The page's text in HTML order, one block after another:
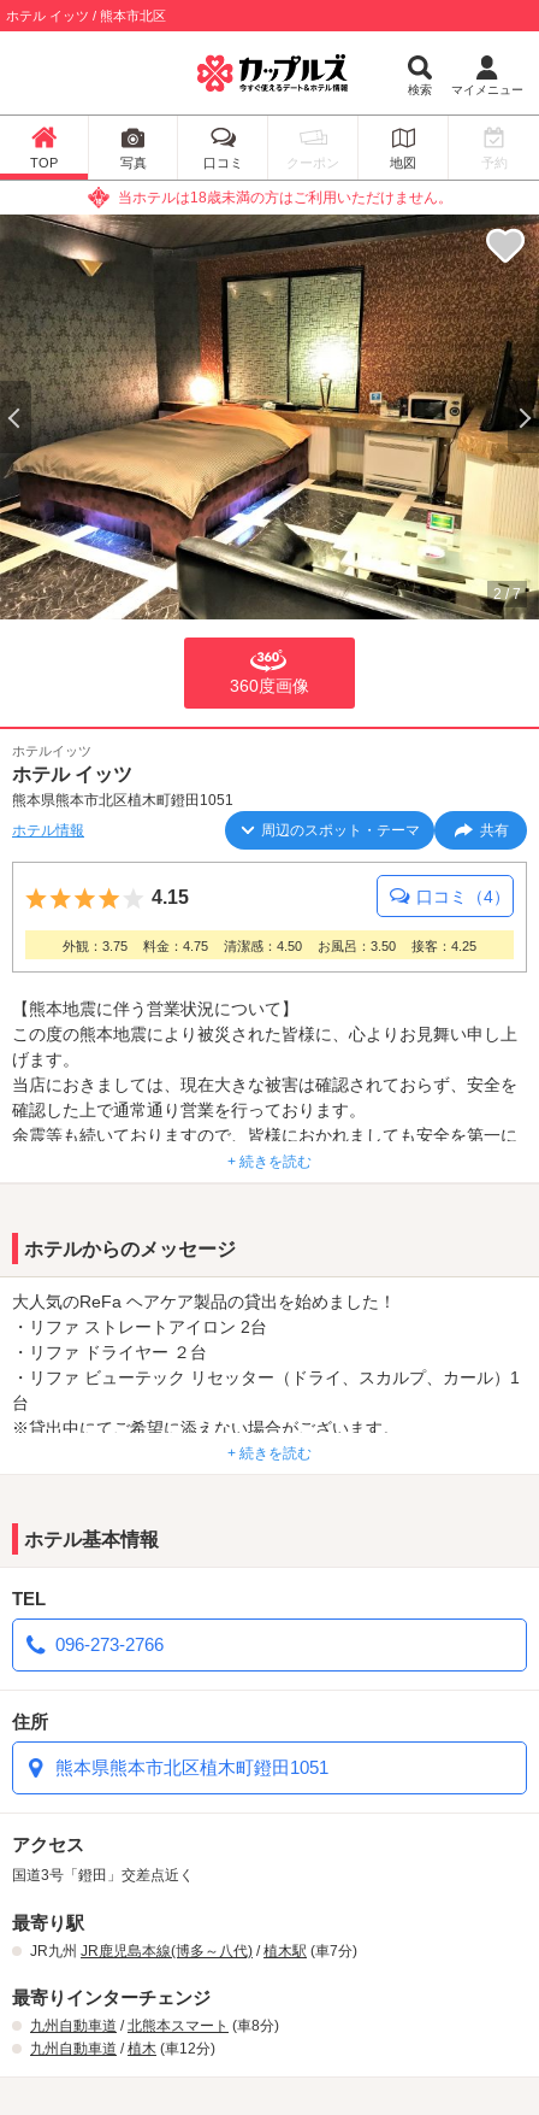
ホテル イッツ / 熊本市北区
検索 マイメニュー
TOP 写真 口コミ クーポン 地図 予約
当ホテルは18歳未満の方はご利用いただけません。
2 /7
360度画像
ホテルイッツ
ホテル イッツ
熊本県熊本市北区植木町鐙田1051
ホテル情報
周辺のスポット・テーマ 共有
5つ星のうち4
4.15 口コミ（4）
外観：3.75 料金：4.75 清潔感：4.50 お風呂：3.50 接客：4.25
【熊本地震に伴う営業状況について】
この度の熊本地震により被災された皆様に、心よりお見舞い申し上
げます。
当店におきましては、現在大きな被害は確認されておらず、安全を
確認した上で通常通り営業を行っております。
余震等も続いておりますので、皆様におかれましても安全を第一に
お過ごしくださいませ。ご来店を心よりお待ちしております。
☆リファ製品の貸出サービス開始☆
✿YouTube 全室視聴可能になりました✿
このホテルの特徴はなんと言ってもリーズナブル！！！
植木駅から車で約7分、植木ICから約12分の距離にある大人の隠れ
家的人気ホテル！
低価格で利用することができると評判でリピーターが多いのが特徴♪
客室の清掃は行き届いておりWi-Fi完備！
クリーンでスタイリッシュな雰囲気のお部屋は快適にすごせること
でご安心してお越しください。
+ 続きを読む
ホテルからのメッセージ
大人気のReFa ヘアケア製品の貸出を始めました！
・リファ ストレートアイロン 2台
・リファ ドライヤー ２台
・リファ ビューテック リセッター（ドライ、スカルプ、カール）1
台
※貸出中にてご希望に添えない場合がございます。
お布団の掃除など布団掃除機レイコップを使用しております。
くつろぎくださいませ。
+ 続きを読む
ホテル基本情報
TEL
096-273-2766
住所
熊本県熊本市北区植木町鐙田1051
アクセス
国道3号「鐙田」交差点近く
最寄り駅
JR九州 JR鹿児島本線(博多～八代) /植木駅 (車7分)
最寄りインターチェンジ
九州自動車道 /北熊本スマート (車8分)
九州自動車道 /植木 (車12分)